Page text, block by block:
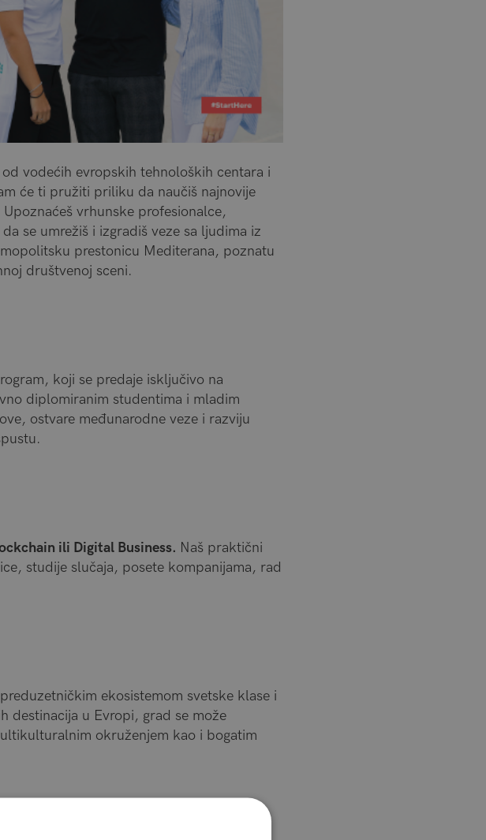
vodećih evropskih tehnoloških centara i
će ti pružiti priliku da naučiš najnovije
vrhunske profesionalce,
se umrežiš i izgradiš veze sa ljudima iz
prestonicu Mediterana, poznatu
društvenoj sceni.
koji se predaje isključivo na
diplomiranim studentima i mladim
ostvare međunarodne veze i razviju
ili Digital Business. Naš praktični
studije slučaja, posete kompanijama, rad
ekosistemom svetske klase i
destinacija u Evropi, grad se može
okruženjem kao i bogatim